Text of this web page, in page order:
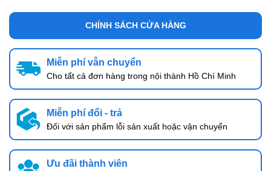
CHÍNH SÁCH CỬA HÀNG
Miễn phí vẫn chuyển
Cho tất cả đơn hàng trong nội thành Hồ Chí Minh
Miễn phí đổi - trả
Đối với sản phẩm lỗi sản xuất hoặc vận chuyển
Ưu đãi thành viên